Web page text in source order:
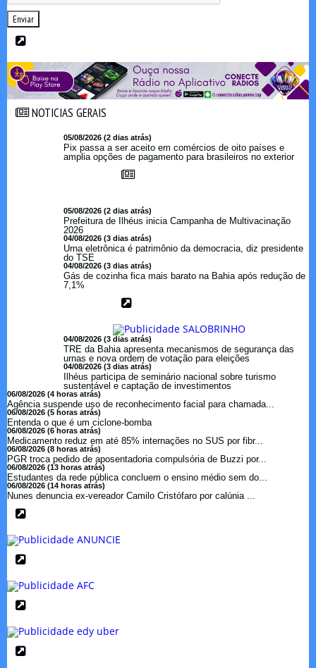
Enviar
NOTICIAS GERAIS
05/08/2026 (2 dias atrás)
Pix passa a ser aceito em comércios de oito países e
amplia opções de pagamento para brasileiros no exterior
05/08/2026 (2 dias atrás)
Prefeitura de Ilhéus inicia Campanha de Multivacinação
2026
04/08/2026 (3 dias atrás)
Urna eletrônica é patrimônio da democracia, diz presidente
do TSE
04/08/2026 (3 dias atrás)
Gás de cozinha fica mais barato na Bahia após redução de
7,1%
04/08/2026 (3 dias atrás)
TRE da Bahia apresenta mecanismos de segurança das
urnas e nova ordem de votação para eleições
04/08/2026 (3 dias atrás)
Ilhéus participa de seminário nacional sobre turismo
sustentável e captação de investimentos
06/08/2026 (4 horas atrás)
Agência suspende uso de reconhecimento facial para chamada...
06/08/2026 (5 horas atrás)
Entenda o que é um ciclone-bomba
06/08/2026 (6 horas atrás)
Medicamento reduz em até 85% internações no SUS por fibr...
06/08/2026 (8 horas atrás)
PGR troca pedido de aposentadoria compulsória de Buzzi por...
06/08/2026 (13 horas atrás)
Estudantes da rede pública concluem o ensino médio sem do...
06/08/2026 (14 horas atrás)
Nunes denuncia ex-vereador Camilo Cristófaro por calúnia ...